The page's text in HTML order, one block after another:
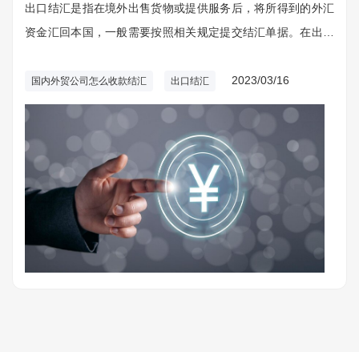
出口结汇是指在境外出售货物或提供服务后，将所得到的外汇
资金汇回本国，一般需要按照相关规定提交结汇单据。在出口
和汇率风险控制。
国内外贸公司怎么收款结汇 出口结汇 2023/03/16